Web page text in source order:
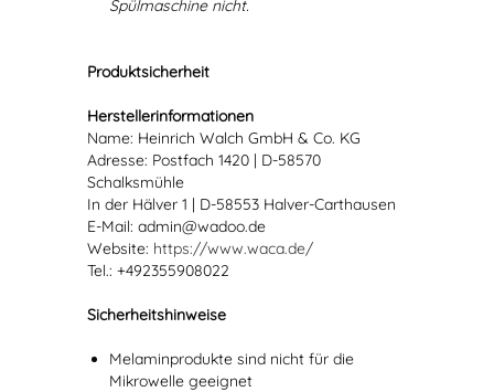
Spülmaschine nicht.
Produktsicherheit
Herstellerinformationen
Name: Heinrich Walch GmbH & Co. KG
Adresse: Postfach 1420 | D-58570
Schalksmühle
In der Hälver 1 | D-58553 Halver-Carthausen
E-Mail: admin@wadoo.de
Website: https://www.waca.de/
Tel.: +492355908022
Sicherheitshinweise
Melaminprodukte sind nicht für die
Mikrowelle geeignet